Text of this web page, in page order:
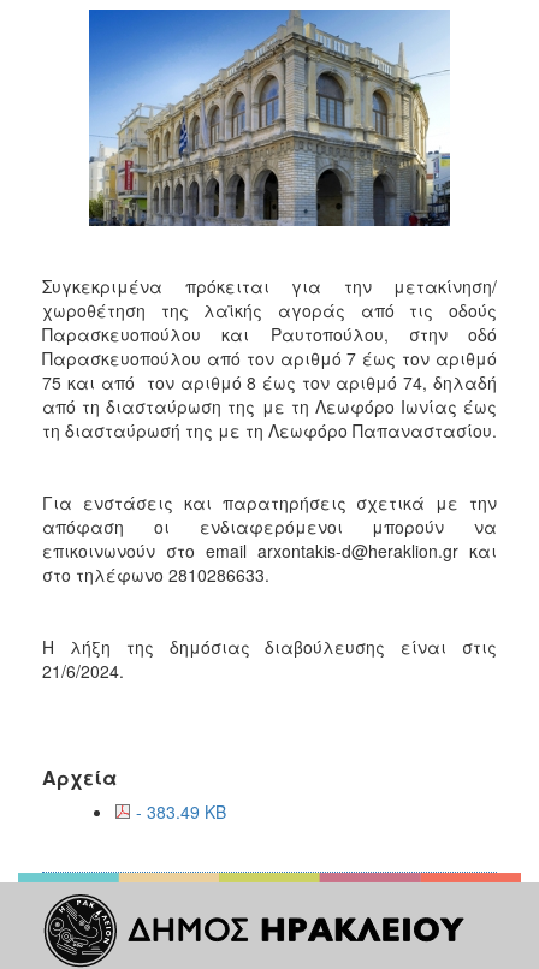
2013
2012
2011
2010
2006
ΤΟΠΟΣ
ΠΟΛΙΤΙΣΜΟΣ
Συγκεκριμένα πρόκειται για την μετακίνηση/
χωροθέτηση της λαϊκής αγοράς από τις οδούς
Παρασκευοπούλου και Ραυτοπούλου, στην οδό
Παρασκευοπούλου από τον αριθμό 7 έως τον αριθμό
75 και από τον αριθμό 8 έως τον αριθμό 74, δηλαδή
από τη διασταύρωση της με τη Λεωφόρο Ιωνίας έως
τη διασταύρωσή της με τη Λεωφόρο Παπαναστασίου.
Για ενστάσεις και παρατηρήσεις σχετικά με την
απόφαση οι ενδιαφερόμενοι μπορούν να
επικοινωνούν στο email arxontakis-d@heraklion.gr και
στο τηλέφωνο 2810286633.
Η λήξη της δημόσιας διαβούλευσης είναι στις
21/6/2024.
Αρχεία
- 383.49 KB